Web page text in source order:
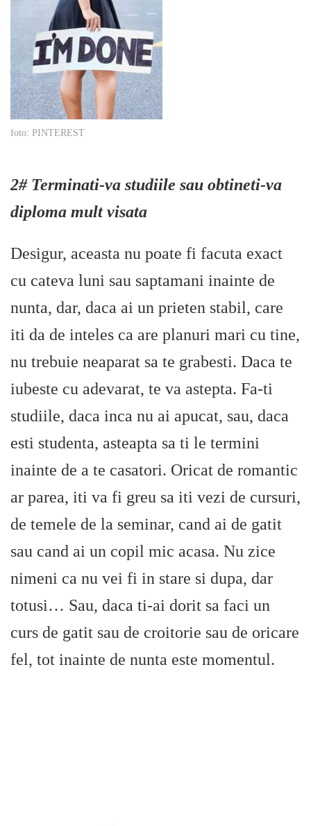
foto: PINTEREST
2# Terminati-va studiile sau obtineti-va
diploma mult visata
Desigur, aceasta nu poate fi facuta exact
cu cateva luni sau saptamani inainte de
nunta, dar, daca ai un prieten stabil, care
iti da de inteles ca are planuri mari cu tine,
nu trebuie neaparat sa te grabesti. Daca te
iubeste cu adevarat, te va astepta. Fa-ti
studiile, daca inca nu ai apucat, sau, daca
esti studenta, asteapta sa ti le termini
inainte de a te casatori. Oricat de romantic
ar parea, iti va fi greu sa iti vezi de cursuri,
de temele de la seminar, cand ai de gatit
sau cand ai un copil mic acasa. Nu zice
nimeni ca nu vei fi in stare si dupa, dar
totusi… Sau, daca ti-ai dorit sa faci un
curs de gatit sau de croitorie sau de oricare
fel, tot inainte de nunta este momentul.